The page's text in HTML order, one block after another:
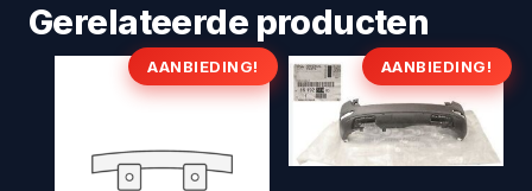
Gerelateerde producten
AANBIEDING! AANBIEDING!